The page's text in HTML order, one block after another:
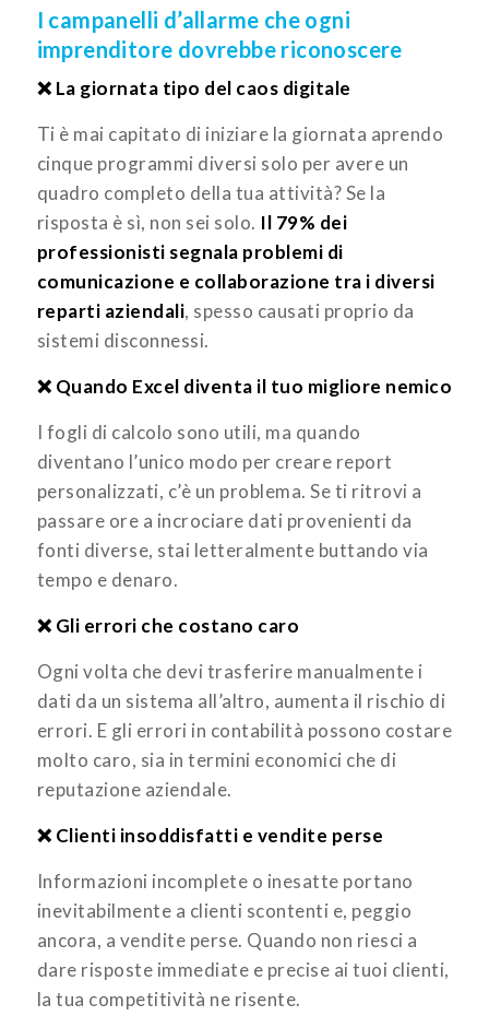
I campanelli d’allarme che ogni
imprenditore dovrebbe riconoscere
❌ La giornata tipo del caos digitale
Ti è mai capitato di iniziare la giornata aprendo
cinque programmi diversi solo per avere un
quadro completo della tua attività? Se la
risposta è sì, non sei solo. Il 79% dei
professionisti segnala problemi di
comunicazione e collaborazione tra i diversi
reparti aziendali, spesso causati proprio da
sistemi disconnessi.
❌ Quando Excel diventa il tuo migliore nemico
I fogli di calcolo sono utili, ma quando
diventano l’unico modo per creare report
personalizzati, c’è un problema. Se ti ritrovi a
passare ore a incrociare dati provenienti da
fonti diverse, stai letteralmente buttando via
tempo e denaro.
❌ Gli errori che costano caro
Ogni volta che devi trasferire manualmente i
dati da un sistema all’altro, aumenta il rischio di
errori. E gli errori in contabilità possono costare
molto caro, sia in termini economici che di
reputazione aziendale.
❌ Clienti insoddisfatti e vendite perse
Informazioni incomplete o inesatte portano
inevitabilmente a clienti scontenti e, peggio
ancora, a vendite perse. Quando non riesci a
dare risposte immediate e precise ai tuoi clienti,
la tua competitività ne risente.